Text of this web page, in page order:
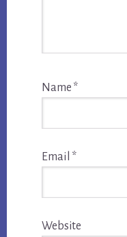
Name *
Email *
Website